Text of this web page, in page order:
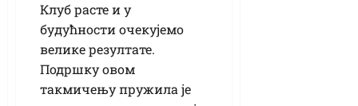
Клуб расте и у
будућности очекујемо
велике резултате.
Подршку овом
такмичењу пружила је